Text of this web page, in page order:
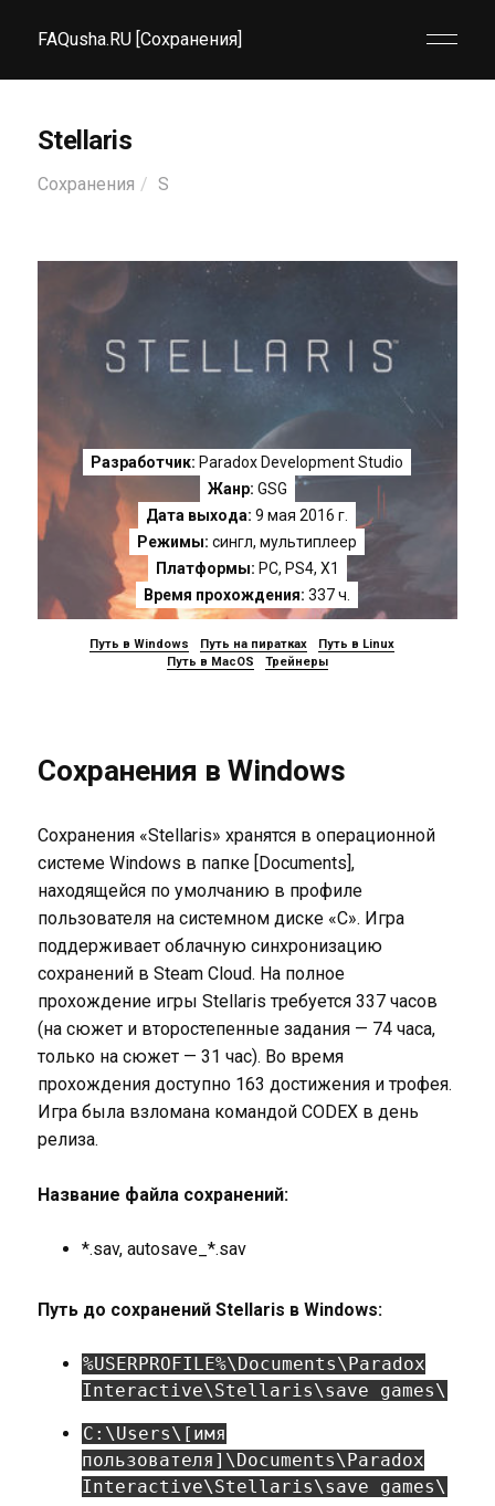
FAQusha.RU [Сохранения]
Stellaris
Сохранения S
Разработчик: Paradox Development Studio
Жанр: GSG
Дата выхода: 9 мая 2016 г.
Режимы: сингл, мультиплеер
Платформы: PC, PS4, X1
Время прохождения: 337 ч.
Путь в Windows Путь на пиратках
Путь в Linux
Путь в MacOS
Трейнеры
Сохранения в Windows
Сохранения «Stellaris» хранятся в операционной
системе Windows в папке [Documents],
находящейся по умолчанию в профиле
пользователя на системном диске «C». Игра
поддерживает облачную синхронизацию
сохранений в Steam Cloud. На полное
прохождение игры Stellaris требуется 337 часов
(на сюжет и второстепенные задания — 74 часа,
только на сюжет — 31 час). Во время
прохождения доступно 163 достижения и трофея.
Игра была взломана командой CODEX в день
релиза.
Название файла сохранений:
*.sav, autosave_*.sav
Путь до сохранений Stellaris в Windows:
%USERPROFILE%\Documents\Paradox
Interactive\Stellaris\save games\
C:\Users\[имя
пользователя]\Documents\Paradox
Interactive\Stellaris\save games\